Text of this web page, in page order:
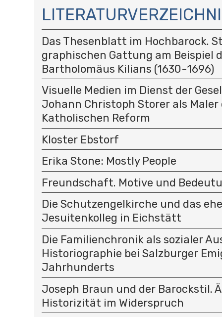
A
V
I
G
A
T
I
O
N
Das Thesenblatt im Hochbarock.
graphischen Gattung am Beispiel
Bartholomäus Kilians (1630-1696)
Visuelle Medien im Dienst der
Johann Christoph Storer als Maler
Katholischen Reform
Kloster Ebstorf
Erika Stone: Mostly People
Freundschaft. Motive und
Die Schutzengelkirche und das
Jesuitenkolleg in Eichstätt
Die Familienchronik als sozialer
Historiographie bei Salzburger
Jahrhunderts
Joseph Braun und der Barockstil.
Historizität im Widerspruch